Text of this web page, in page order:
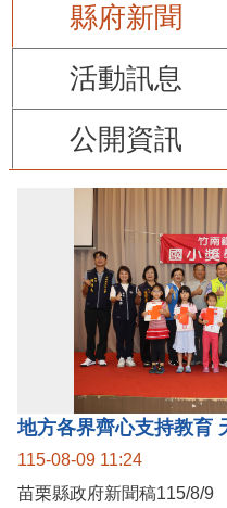
縣府新聞
活動訊息
公開資訊
115-08-09 11:24
苗栗縣政府新聞稿115/8/9 竹南鎮天文里辦公處今(9)日